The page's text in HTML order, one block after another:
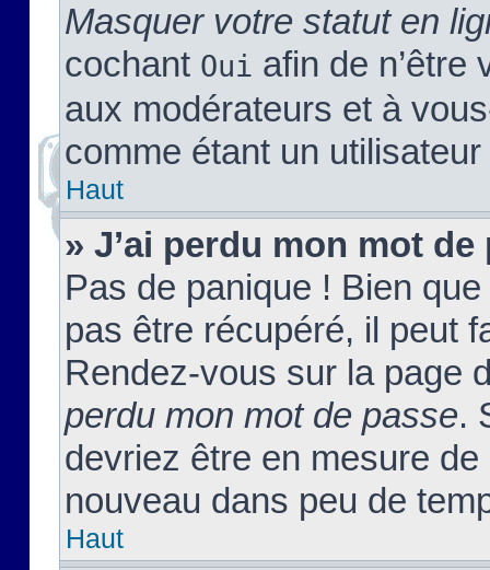
Masquer votre statut en
cochant Oui afin de n’être
aux modérateurs et à
comme étant un
Haut
» J’ai perdu mon mot de
Pas de panique ! Bien
pas être récupéré, il peut
Rendez-vous sur la page
perdu mon mot de passe.
devriez être en mesure
nouveau dans peu de
Haut